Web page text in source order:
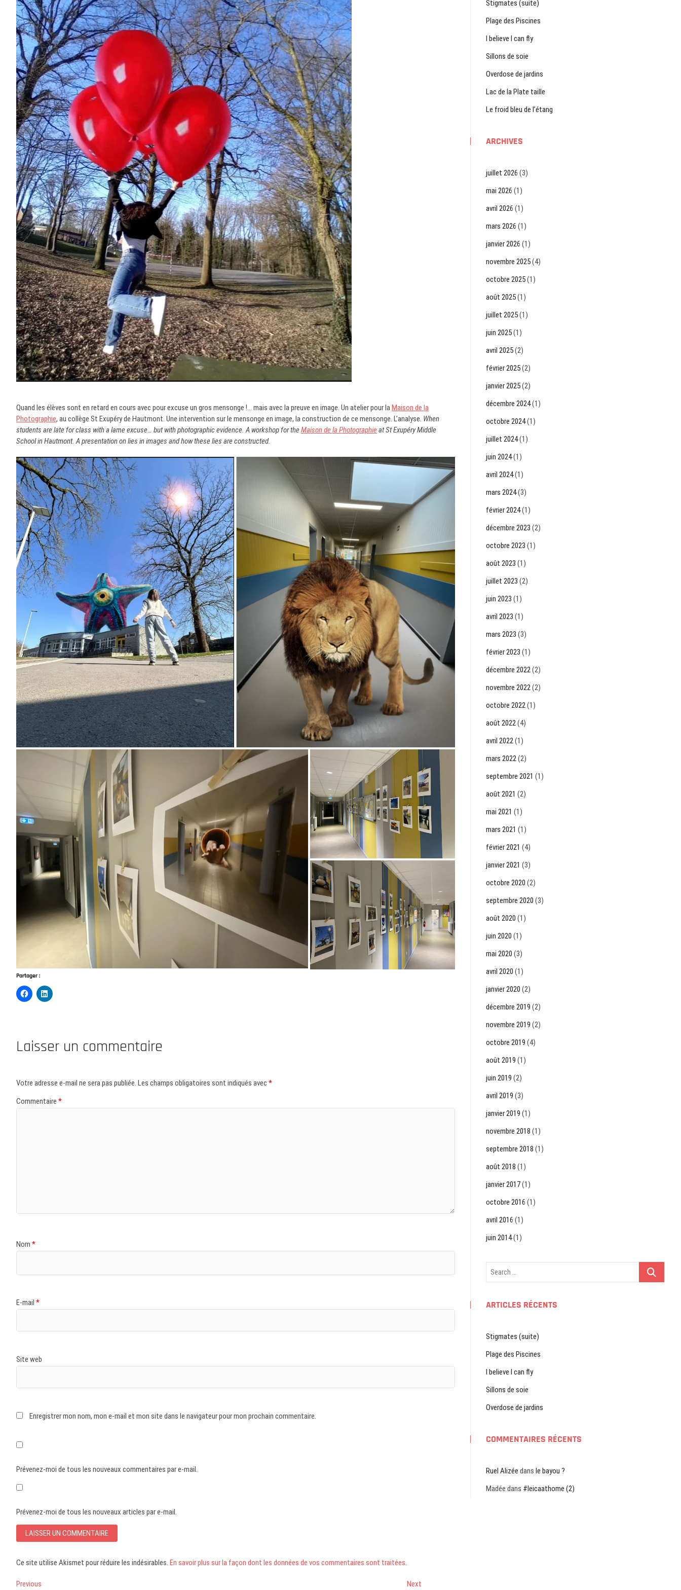
Quand les élèves sont en retard en cours avec pour excuse un gros mensonge !… mais avec la preuve en image. Un atelier pour laMaison de la
Photographie, au collège St Exupéry de Hautmont. Une intervention sur le mensonge en image, la construction de ce mensonge. L’analyse. When
students are late for class with a lame excuse… but with photographic evidence. A workshop for theMaison de la Photographieat St Exupéry Middle
School in Hautmont. A presentation on lies in images and how these lies are constructed.
Partager :
Laisser un commentaire
Votre adresse e-mail ne sera pas publiée. Les champs obligatoires sont indiqués avec *
Commentaire *
Nom *
E-mail *
Site web
Enregistrer mon nom, mon e-mail et mon site dans le navigateur pour mon prochain commentaire.
Prévenez-moi de tous les nouveaux commentaires par e-mail.
Prévenez-moi de tous les nouveaux articles par e-mail.
Ce site utilise Akismet pour réduire les indésirables. En savoir plus sur la façon dont les données de vos commentaires sont traitées.
Navigation
Previous Next
Stigmates (suite)
Plage des Piscines
I believe I can fly
Sillons de soie
Overdose de jardins
Lac de la Plate taille
Le froid bleu de l’étang
ARCHIVES
juillet 2026 (3)
mai 2026 (1)
avril 2026 (1)
mars 2026 (1)
janvier 2026 (1)
novembre 2025(4)
octobre 2025(1)
août 2025(1)
juillet 2025(1)
juin 2025(1)
avril 2025(2)
février 2025(2)
janvier 2025(2)
décembre 2024(1)
octobre 2024(1)
juillet 2024(1)
juin 2024(1)
avril 2024(1)
mars 2024(3)
février 2024(1)
décembre 2023 (2)
octobre 2023 (1)
août 2023 (1)
juillet 2023 (2)
juin 2023 (1)
avril 2023 (1)
mars 2023 (3)
février 2023 (1)
décembre 2022(2)
novembre 2022(2)
octobre 2022(1)
août 2022(4)
avril 2022(1)
mars 2022(2)
septembre 2021 (1)
août 2021 (2)
mai 2021 (1)
mars 2021 (1)
février 2021 (4)
janvier 2021 (3)
octobre 2020 (2)
septembre 2020 (3)
août 2020 (1)
juin 2020 (1)
mai 2020 (3)
avril 2020 (1)
janvier 2020 (2)
décembre 2019 (2)
novembre 2019 (2)
octobre 2019 (4)
août 2019 (1)
juin 2019 (2)
avril 2019 (3)
janvier 2019 (1)
novembre 2018 (1)
septembre 2018 (1)
août 2018 (1)
janvier 2017(1)
octobre 2016 (1)
avril 2016 (1)
juin 2014(1)
Search
ARTICLES RÉCENTS
Stigmates (suite)
Plage des Piscines
I believe I can fly
Sillons de soie
Overdose de jardins
COMMENTAIRES RÉCENTS
Ruel Alizée dans le bayou ?
Madée dans #leicaathome (2)